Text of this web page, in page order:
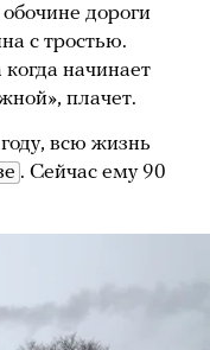
дороги
с тростью.
начинает
плачет.
всю жизнь
. Сейчас ему 90